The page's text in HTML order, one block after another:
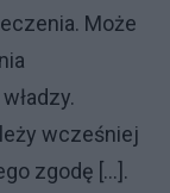
Może
wcześniej
zgodę […].